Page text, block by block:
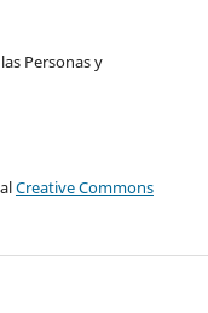
Personas y
Creative Commons